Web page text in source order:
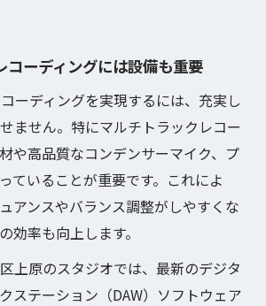
コーディングには設備も重要
ーディングを実現するには、充実し
ません。特にマルチトラックレコー
や高品質なコンデンサーマイク、プ
ていることが重要です。これによ
アンスやバランス調整がしやすくな
効率も向上します。
上原のスタジオでは、最新のデジタ
ステーション（DAW）ソフトウェア